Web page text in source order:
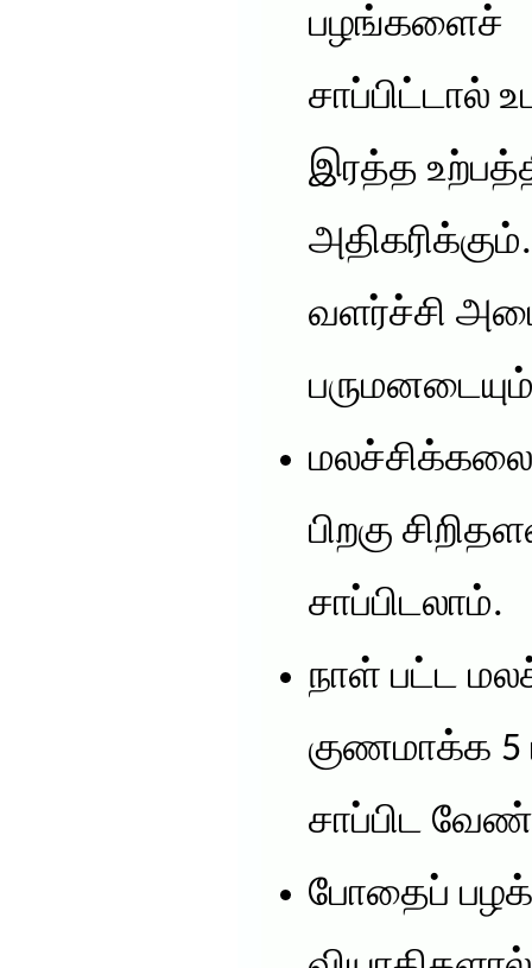
பழங்களைச்
சாப்பிட்டால்
இரத்த
வளர்ச்சி
பிறகு
சாப்பிடலாம்.
நாள் பட்ட
குணமாக்க
சாப்பிட
போதைப்